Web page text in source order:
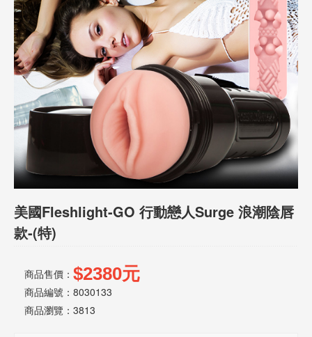
電
話
或
簡
訊
批
說
明
美國Fleshlight-GO 行動戀人Surge 浪潮陰唇
款-(特)
商品售價： $2380元
商品編號：8030133
商品瀏覽： 3813